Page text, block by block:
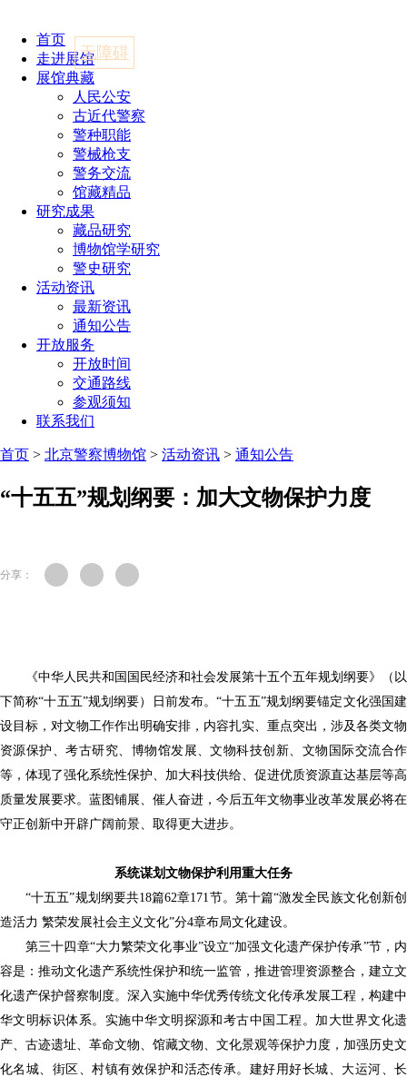
无障碍
首页
走进展馆
展馆典藏
人民公安
古近代警察
警种职能
警械枪支
警务交流
馆藏精品
研究成果
藏品研究
博物馆学研究
警史研究
活动资讯
最新资讯
通知公告
开放服务
开放时间
交通路线
参观须知
联系我们
首页 > 北京警察博物馆 > 活动资讯 > 通知公告
“十五五”规划纲要：加大文物保护力度
分享：
《中华人民共和国国民经济和社会发展第十五个五年规划纲要》（以
下简称“十五五”规划纲要）日前发布。“十五五”规划纲要锚定文化强国建
设目标，对文物工作作出明确安排，内容扎实、重点突出，涉及各类文物
资源保护、考古研究、博物馆发展、文物科技创新、文物国际交流合作
等，体现了强化系统性保护、加大科技供给、促进优质资源直达基层等高
质量发展要求。蓝图铺展、催人奋进，今后五年文物事业改革发展必将在
守正创新中开辟广阔前景、取得更大进步。
系统谋划文物保护利用重大任务
“十五五”规划纲要共18篇62章171节。第十篇“激发全民族文化创新创
造活力 繁荣发展社会主义文化”分4章布局文化建设。
第三十四章“大力繁荣文化事业”设立“加强文化遗产保护传承”节，内
容是：推动文化遗产系统性保护和统一监管，推进管理资源整合，建立文
化遗产保护督察制度。深入实施中华优秀传统文化传承发展工程，构建中
华文明标识体系。实施中华文明探源和考古中国工程。加大世界文化遗
产、古迹遗址、革命文物、馆藏文物、文化景观等保护力度，加强历史文
化名城、街区、村镇有效保护和活态传承。建好用好长城、大运河、长